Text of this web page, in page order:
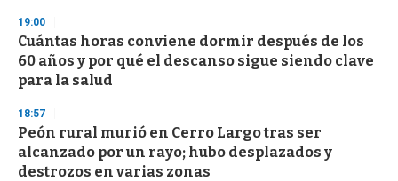
s
e
c
o
n
d
19:00
Cuántas horas conviene dormir después de los
60 años y por qué el descanso sigue siendo clave
para la salud
18:57
Peón rural murió en Cerro Largo tras ser
alcanzado por un rayo; hubo desplazados y
destrozos en varias zonas